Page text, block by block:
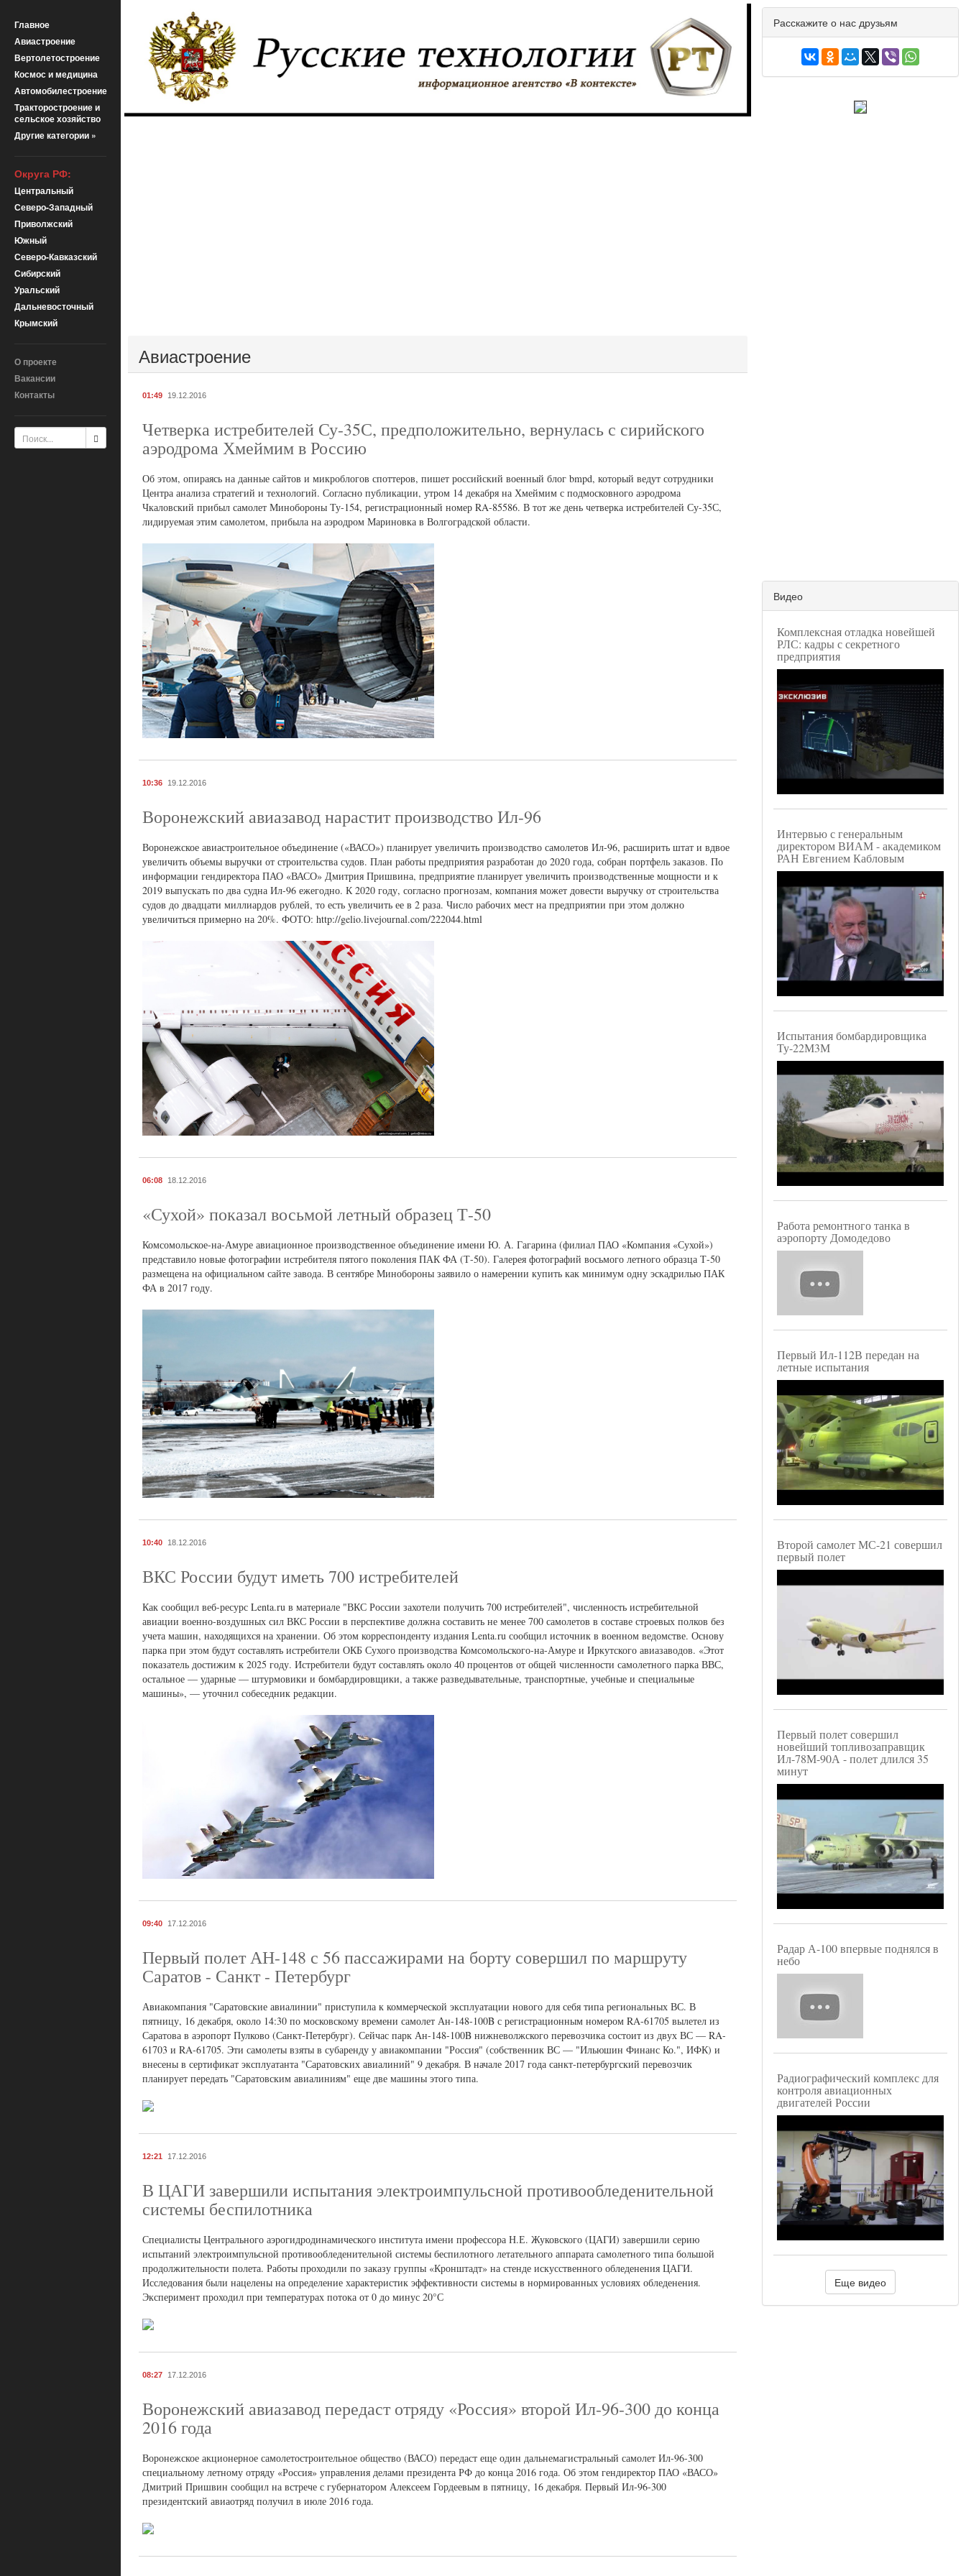
Главное
Авиастроение
Вертолетостроение
Космос и медицина
Автомобилестроение
Тракторостроение и
сельское хозяйство
Другие категории »
Округа РФ:
Центральный
Северо-Западный
Приволжский
Южный
Северо-Кавказский
Сибирский
Уральский
Дальневосточный
Крымский
О проекте
Вакансии
Контакты
Авиастроение
01:49 19.12.2016
Четверка истребителей Су-35С, предположительно, вернулась с сирийского
аэродрома Хмеймим в Россию
Об этом, опираясь на данные сайтов и микроблогов споттеров, пишет российский военный блог bmpd, который ведут сотрудники
Центра анализа стратегий и технологий. Согласно публикации, утром 14 декабря на Хмеймим с подмосковного аэродрома
Чкаловский прибыл самолет Минобороны Ту-154, регистрационный номер RA-85586. В тот же день четверка истребителей Су-35С,
лидируемая этим самолетом, прибыла на аэродром Мариновка в Волгоградской области.
10:36 19.12.2016
Воронежский авиазавод нарастит производство Ил-96
Воронежское авиастроительное объединение («ВАСО») планирует увеличить производство самолетов Ил-96, расширить штат и вдвое
увеличить объемы выручки от строительства судов. План работы предприятия разработан до 2020 года, собран портфель заказов. По
информации гендиректора ПАО «ВАСО» Дмитрия Пришвина, предприятие планирует увеличить производственные мощности и к
2019 выпускать по два судна Ил-96 ежегодно. К 2020 году, согласно прогнозам, компания может довести выручку от строительства
судов до двадцати миллиардов рублей, то есть увеличить ее в 2 раза. Число рабочих мест на предприятии при этом должно
увеличиться примерно на 20%. ФОТО: http://gelio.livejournal.com/222044.html
06:08 18.12.2016
«Сухой» показал восьмой летный образец Т-50
Комсомольское-на-Амуре авиационное производственное объединение имени Ю. А. Гагарина (филиал ПАО «Компания «Сухой»)
представило новые фотографии истребителя пятого поколения ПАК ФА (Т-50). Галерея фотографий восьмого летного образца Т-50
размещена на официальном сайте завода. В сентябре Минобороны заявило о намерении купить как минимум одну эскадрилью ПАК
ФА в 2017 году.
10:40 18.12.2016
ВКС России будут иметь 700 истребителей
Как сообщил веб-ресурс Lenta.ru в материале "ВКС России захотели получить 700 истребителей", численность истребительной
авиации военно-воздушных сил ВКС России в перспективе должна составить не менее 700 самолетов в составе строевых полков без
учета машин, находящихся на хранении. Об этом корреспонденту издания Lenta.ru сообщил источник в военном ведомстве. Основу
парка при этом будут составлять истребители ОКБ Сухого производства Комсомольского-на-Амуре и Иркутского авиазаводов. «Этот
показатель достижим к 2025 году. Истребители будут составлять около 40 процентов от общей численности самолетного парка ВВС,
остальное — ударные — штурмовики и бомбардировщики, а также разведывательные, транспортные, учебные и специальные
машины», — уточнил собеседник редакции.
09:40 17.12.2016
Первый полет АН-148 с 56 пассажирами на борту совершил по маршруту
Саратов - Санкт - Петербург
Авиакомпания "Саратовские авиалинии" приступила к коммерческой эксплуатации нового для себя типа региональных ВС. В
пятницу, 16 декабря, около 14:30 по московскому времени самолет Ан-148-100B с регистрационным номером RA-61705 вылетел из
Саратова в аэропорт Пулково (Санкт-Петербург). Сейчас парк Ан-148-100B нижневолжского перевозчика состоит из двух ВС — RA-
61703 и RA-61705. Эти самолеты взяты в субаренду у авиакомпании "Россия" (собственник ВС — "Ильюшин Финанс Ко.", ИФК) и
внесены в сертификат эксплуатанта "Саратовских авиалиний" 9 декабря. В начале 2017 года санкт-петербургский перевозчик
планирует передать "Саратовским авиалиниям" еще две машины этого типа.
12:21 17.12.2016
В ЦАГИ завершили испытания электроимпульсной противообледенительной
системы беспилотника
Специалисты Центрального аэрогидродинамического института имени профессора Н.Е. Жуковского (ЦАГИ) завершили серию
испытаний электроимпульсной противообледенительной системы беспилотного летательного аппарата самолетного типа большой
продолжительности полета. Работы проходили по заказу группы «Кронштадт» на стенде искусственного обледенения ЦАГИ.
Исследования были нацелены на определение характеристик эффективности системы в нормированных условиях обледенения.
Эксперимент проходил при температурах потока от 0 до минус 20°С
08:27 17.12.2016
Воронежский авиазавод передаст отряду «Россия» второй Ил-96-300 до конца
2016 года
Воронежское акционерное самолетостроительное общество (ВАСО) передаст еще один дальнемагистральный самолет Ил-96-300
специальному летному отряду «Россия» управления делами президента РФ до конца 2016 года. Об этом гендиректор ПАО «ВАСО»
Дмитрий Пришвин сообщил на встрече с губернатором Алексеем Гордеевым в пятницу, 16 декабря. Первый Ил-96-300
президентский авиаотряд получил в июле 2016 года.
Расскажите о нас друзьям
Видео
Комплексная отладка новейшей
РЛС: кадры с секретного
предприятия
Интервью с генеральным
директором ВИАМ - академиком
РАН Евгением Кабловым
Испытания бомбардировщика
Ту-22М3М
Работа ремонтного танка в
аэропорту Домодедово
Первый Ил-112В передан на
летные испытания
Второй самолет МС-21 совершил
первый полет
Первый полет совершил
новейший топливозаправщик
Ил-78М-90А - полет длился 35
минут
Радар А-100 впервые поднялся в
небо
Радиографический комплекс для
контроля авиационных
двигателей России
Еще видео